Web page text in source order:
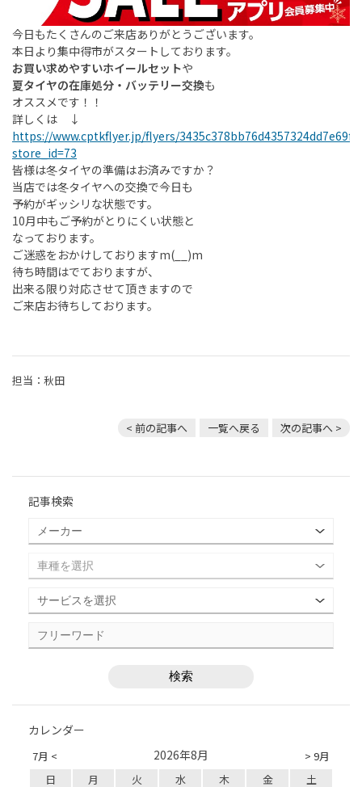
今日もたくさんのご来店ありがとうございます。
本日より集中得市がスタートしております。
お買い求めやすいホイールセットや
夏タイヤの在庫処分・バッテリー交換も
オススメです！！
詳しくは ↓
https://www.cptkflyer.jp/flyers/
store_id=73
皆様は冬タイヤの準備はお済みですか？
当店では冬タイヤへの交換で今日も
予約がギッシリな状態です。
10月中もご予約がとりにくい状態と
なっております。
ご迷惑をおかけしておりますm(__)m
待ち時間はでておりますが、
出来る限り対応させて頂きますので
ご来店お待ちしております。
担当：秋田
< 前の記事へ 一覧へ戻る 次の記事へ >
記事検索
カレンダー
7月 < > 9月
2026年8月
日 月 火 水 木 金
土